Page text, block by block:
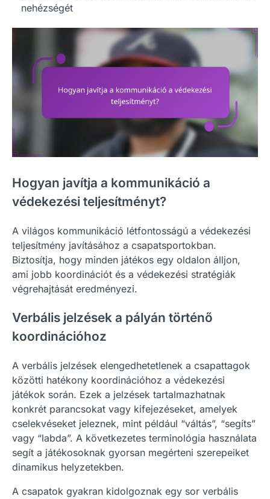
nehézségét
Hogyan javítja a kommunikáció a
védekezési teljesítményt?
A világos kommunikáció létfontosságú a védekezési
teljesítmény javításához a csapatsportokban.
Biztosítja, hogy minden játékos egy oldalon álljon,
ami jobb koordinációt és a védekezési stratégiák
végrehajtását eredményezi.
Verbális jelzések a pályán történő
koordinációhoz
A verbális jelzések elengedhetetlenek a csapattagok
közötti hatékony koordinációhoz a védekezési
játékok során. Ezek a jelzések tartalmazhatnak
konkrét parancsokat vagy kifejezéseket, amelyek
cselekvéseket jeleznek, mint például “váltás”, “segíts”
vagy “labda”. A következetes terminológia használata
segít a játékosoknak gyorsan megérteni szerepeiket
dinamikus helyzetekben.
A csapatok gyakran kidolgoznak egy sor verbális